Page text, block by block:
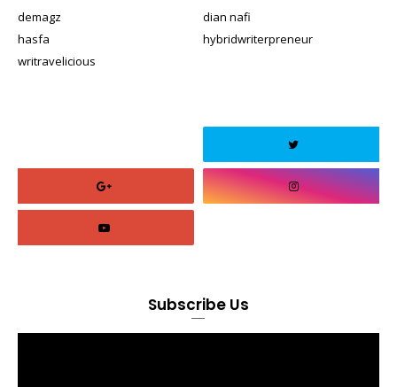
demagz
dian nafi
hasfa
hybridwriterpreneur
writravelicious
Subscribe Us